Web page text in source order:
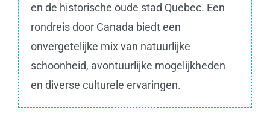
en de historische oude stad Quebec. Een
rondreis door Canada biedt een
onvergetelijke mix van natuurlijke
schoonheid, avontuurlijke mogelijkheden
en diverse culturele ervaringen.